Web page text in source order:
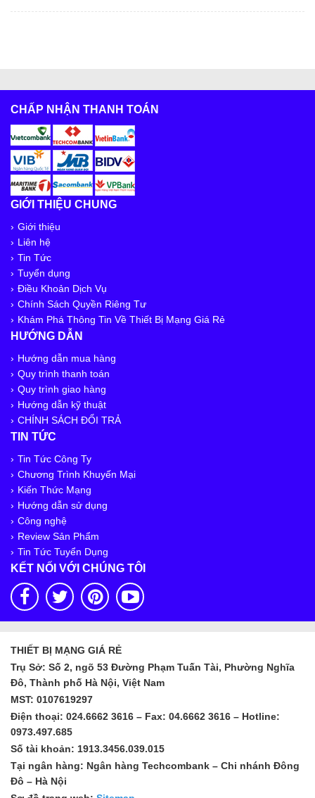
CHẤP NHẬN THANH TOÁN
GIỚI THIỆU CHUNG
Giới thiệu
Liên hệ
Tin Tức
Tuyển dụng
Điều Khoản Dịch Vụ
Chính Sách Quyền Riêng Tư
Khám Phá Thông Tin Về Thiết Bị Mạng Giá Rẻ
HƯỚNG DẪN
Hướng dẫn mua hàng
Quy trình thanh toán
Quy trình giao hàng
Hướng dẫn kỹ thuật
CHÍNH SÁCH ĐỔI TRẢ
TIN TỨC
Tin Tức Công Ty
Chương Trình Khuyến Mại
Kiến Thức Mạng
Hướng dẫn sử dụng
Công nghệ
Review Sản Phẩm
Tin Tức Tuyển Dụng
KẾT NỐI VỚI CHÚNG TÔI
THIẾT BỊ MẠNG GIÁ RẺ
Trụ Sở: Số 2, ngõ 53 Đường Phạm Tuấn Tài, Phường Nghĩa
Đô, Thành phố Hà Nội, Việt Nam
MST: 0107619297
Điện thoại: 024.6662 3616 – Fax: 04.6662 3616 – Hotline:
0973.497.685
Số tài khoản: 1913.3456.039.015
Tại ngân hàng: Ngân hàng Techcombank – Chi nhánh Đông
Đô – Hà Nội